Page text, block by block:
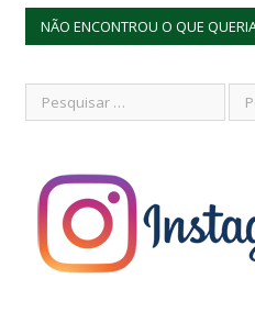
NÃO ENCONTROU O QUE